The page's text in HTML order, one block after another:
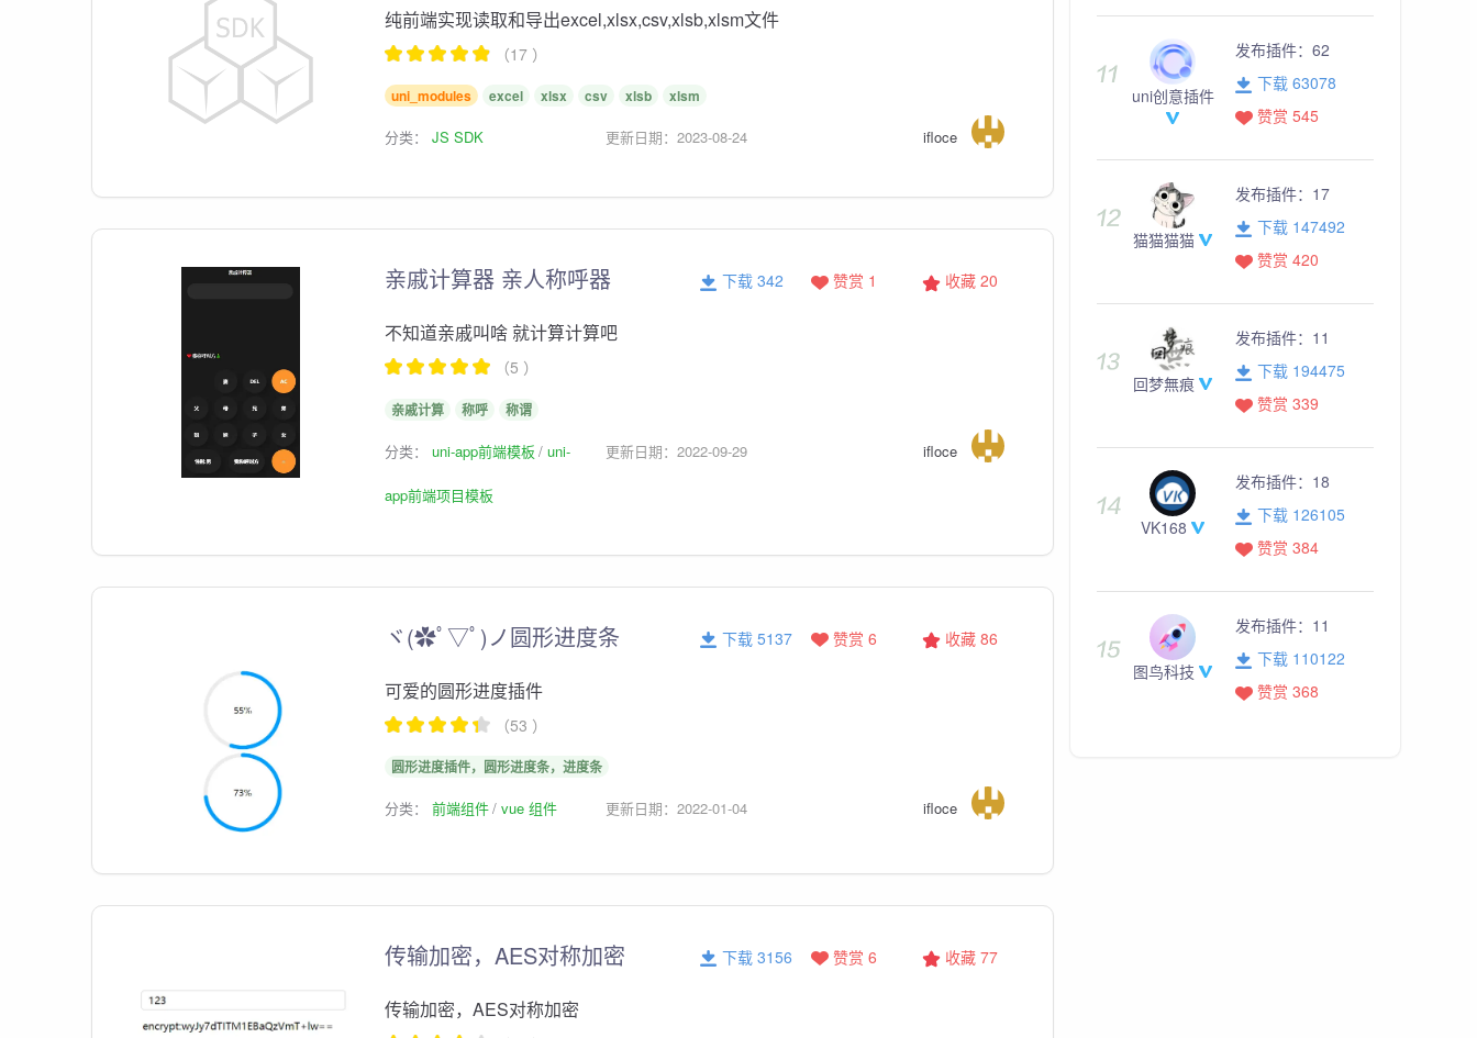
纯前端实现读取和导出excel,xlsx,csv,xlsb,xlsm文件
（17 ）
uni_modules excel xlsx csv xlsb xlsm
分类： JS SDK 更新日期：2023-08-24 ifloce
亲戚计算器 亲人称呼器 收藏 20
赞赏 1
下载 342
不知道亲戚叫啥 就计算计算吧
（5 ）
亲戚计算 称呼 称谓
分类： uni-app前端模板 uni-
app前端项目模板
更新日期：2022-09-29 ifloce
ヾ(✿ﾟ▽ﾟ)ノ圆形进度条 收藏 86
赞赏 6
下载 5137
可爱的圆形进度插件
（53 ）
圆形进度插件，圆形进度条，进度条
分类： 前端组件 vue 组件 更新日期：2022-01-04 ifloce
传输加密，AES对称加密 收藏 77
赞赏 6
下载 3156
传输加密，AES对称加密
uni创意插件
发布插件： 62
下载 63078
赞赏 545
猫猫猫猫
发布插件： 17
下载 147492
赞赏 420
回梦無痕
发布插件： 11
下载 194475
赞赏 339
VK168
发布插件： 18
下载 126105
赞赏 384
图鸟科技
发布插件： 11
下载 110122
赞赏 368